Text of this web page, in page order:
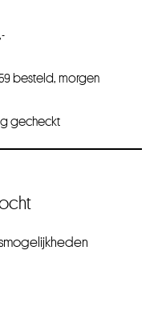
besteld, morgen
gecheckt